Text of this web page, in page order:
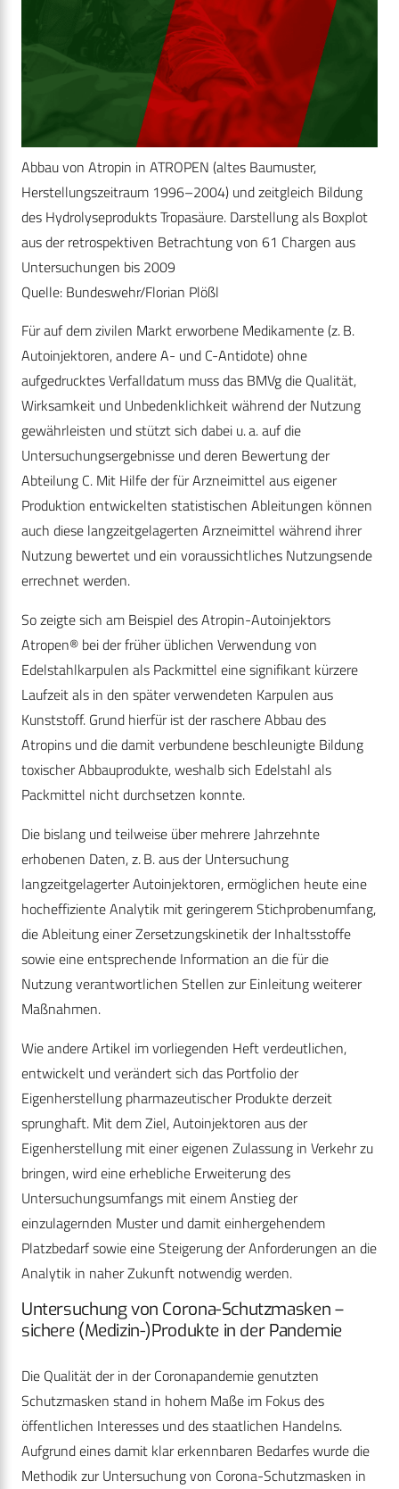
Abbau von Atropin in ATROPEN (altes Baumuster,
Herstellungszeitraum 1996–2004) und zeitgleich Bildung
des Hydrolyseprodukts Tropasäure. Darstellung als Boxplot
aus der retrospektiven Betrachtung von 61 Chargen aus
Untersuchungen bis 2009
Quelle: Bundeswehr/Florian Plößl
Für auf dem zivilen Markt erworbene Medikamente (z. B.
Autoinjektoren, andere A- und C-Antidote) ohne
aufgedrucktes Verfalldatum muss das BMVg die Qualität,
Wirksamkeit und Unbedenklichkeit während der Nutzung
gewährleisten und stützt sich dabei u. a. auf die
Untersuchungsergebnisse und deren Bewertung der
Abteilung C. Mit Hilfe der für Arzneimittel aus eigener
Produktion entwickelten statistischen Ableitungen können
auch diese langzeitgelagerten Arzneimittel während ihrer
Nutzung bewertet und ein voraussichtliches Nutzungsende
errechnet werden.
So zeigte sich am Beispiel des Atropin-Autoinjektors
Atropen® bei der früher üblichen Verwendung von
Edelstahlkarpulen als Packmittel eine signifikant kürzere
Laufzeit als in den später verwendeten Karpulen aus
Kunststoff. Grund hierfür ist der raschere Abbau des
Atropins und die damit verbundene beschleunigte Bildung
toxischer Abbauprodukte, weshalb sich Edelstahl als
Packmittel nicht durchsetzen konnte.
Die bislang und teilweise über mehrere Jahrzehnte
erhobenen Daten, z. B. aus der Untersuchung
langzeitgelagerter Autoinjektoren, ermöglichen heute eine
hocheffiziente Analytik mit geringerem Stichprobenumfang,
die Ableitung einer Zersetzungskinetik der Inhaltsstoffe
sowie eine entsprechende Information an die für die
Nutzung verantwortlichen Stellen zur Einleitung weiterer
Maßnahmen.
Wie andere Artikel im vorliegenden Heft verdeutlichen,
entwickelt und verändert sich das Portfolio der
Eigenherstellung pharmazeutischer Produkte derzeit
sprunghaft. Mit dem Ziel, Autoinjektoren aus der
Eigenherstellung mit einer eigenen Zulassung in Verkehr zu
bringen, wird eine erhebliche Erweiterung des
Untersuchungsumfangs mit einem Anstieg der
einzulagernden Muster und damit einhergehendem
Platzbedarf sowie eine Steigerung der Anforderungen an die
Analytik in naher Zukunft notwendig werden.
Untersuchung von Corona-Schutzmasken –
sichere (Medizin-)Produkte in der Pandemie
Die Qualität der in der Coronapandemie genutzten
Schutzmasken stand in hohem Maße im Fokus des
öffentlichen Interesses und des staatlichen Handelns.
Aufgrund eines damit klar erkennbaren Bedarfes wurde die
Methodik zur Untersuchung von Corona-Schutzmasken in